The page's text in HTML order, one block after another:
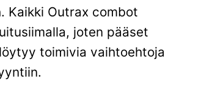
Kaikki Outrax combot
joten pääset
toimivia vaihtoehtoja